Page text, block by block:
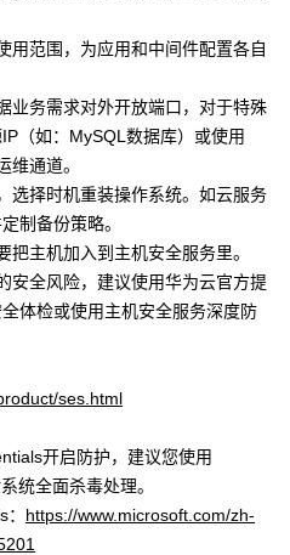
用范围，为应用和中间件配置各自
业务需求对外开放端口，对于特殊
（如：MySQL数据库）或使用
通道。
选择时机重装操作系统。如云服务
制备份策略。
主机加入到主机安全服务里。
安全风险，建议使用华为云官方提
体检或使用主机安全服务深度防
ses.html
开启防护，建议您使用
统全面杀毒处理。
https://www.microsoft.com/zh-